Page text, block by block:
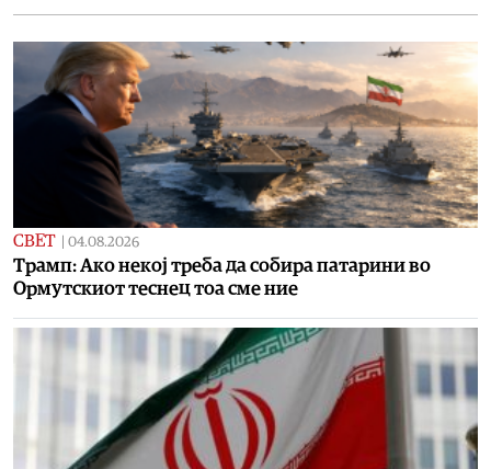
СВЕТ 04.08.2026
Tрамп: Ако некој треба да собира патарини во
Ормутскиот теснец тоа сме ние